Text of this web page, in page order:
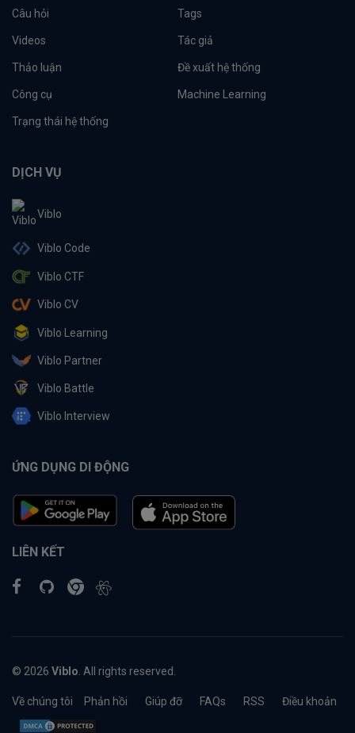
Câu hỏi Tags
Videos Tác giả
Thảo luận Đề xuất hệ thống
Công cụ Machine Learning
Trạng thái hệ thống
DỊCH VỤ
Viblo
Viblo Code
Viblo CTF
Viblo CV
Viblo Learning
Viblo Partner
Viblo Battle
Viblo Interview
ỨNG DỤNG DI ĐỘNG
LIÊN KẾT
© 2026 Viblo . All rights reserved.
Về chúng tôi Phản hồi Giúp đỡ FAQs RSS Điều khoản